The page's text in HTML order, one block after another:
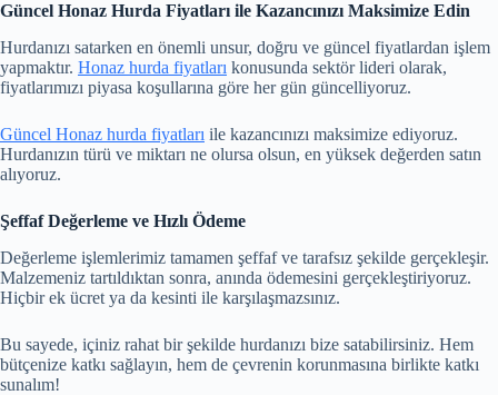
Güncel Honaz Hurda Fiyatları ile Kazancınızı Maksimize Edin
Hurdanızı satarken en önemli unsur, doğru ve güncel fiyatlardan işlem
yapmaktır. Honaz hurda fiyatları konusunda sektör lideri olarak,
fiyatlarımızı piyasa koşullarına göre her gün güncelliyoruz.
Güncel Honaz hurda fiyatları ile kazancınızı maksimize ediyoruz.
Hurdanızın türü ve miktarı ne olursa olsun, en yüksek değerden satın
alıyoruz.
Şeffaf Değerleme ve Hızlı Ödeme
Değerleme işlemlerimiz tamamen şeffaf ve tarafsız şekilde gerçekleşir.
Malzemeniz tartıldıktan sonra, anında ödemesini gerçekleştiriyoruz.
Hiçbir ek ücret ya da kesinti ile karşılaşmazsınız.
Bu sayede, içiniz rahat bir şekilde hurdanızı bize satabilirsiniz. Hem
bütçenize katkı sağlayın, hem de çevrenin korunmasına birlikte katkı
sunalım!